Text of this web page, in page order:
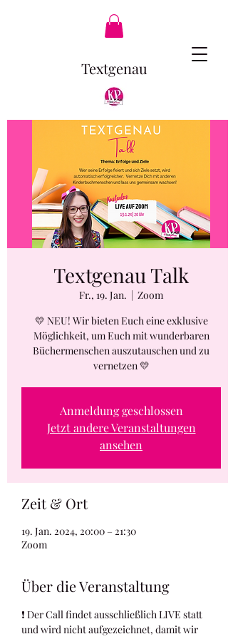
Textgenau
Textgenau Talk
Fr., 19. Jan.
Zoom
💛 NEU! Wir bieten Euch eine exklusive
Möglichkeit, um Euch mit wunderbaren
Büchermenschen auszutauschen und zu
vernetzen 💛
Anmeldung geschlossen
Jetzt andere Veranstaltungen
ansehen
Zeit & Ort
19. Jan. 2024, 20:00 – 21:30
Zoom
Über die Veranstaltung
❗️ Der Call findet ausschließlich LIVE statt
und wird nicht aufgezeichnet, damit wir